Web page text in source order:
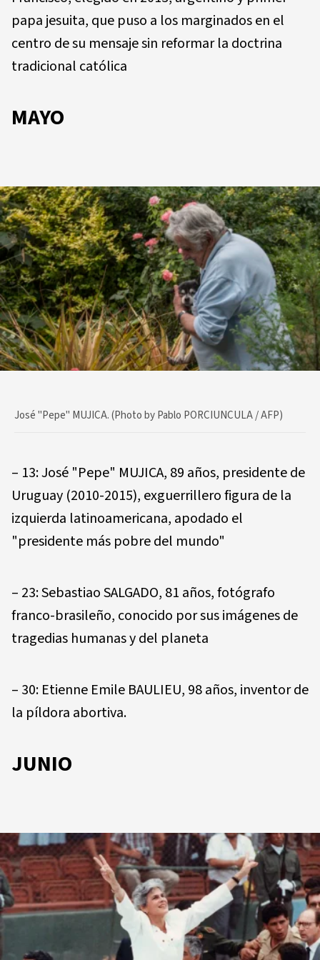
papa jesuita, que puso a los marginados en el
centro de su mensaje sin reformar la doctrina
tradicional católica
MAYO
José "Pepe" MUJICA. (Photo by Pablo PORCIUNCULA / AFP)
– 13: José "Pepe" MUJICA, 89 años, presidente de
Uruguay (2010-2015), exguerrillero figura de la
izquierda latinoamericana, apodado el
"presidente más pobre del mundo"
– 23: Sebastiao SALGADO, 81 años, fotógrafo
franco-brasileño, conocido por sus imágenes de
tragedias humanas y del planeta
– 30: Etienne Emile BAULIEU, 98 años, inventor de
la píldora abortiva.
JUNIO